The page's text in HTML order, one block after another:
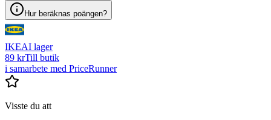
Hur beräknas poängen?
IKEAI lager
89 krTill butik
i samarbete med PriceRunner
Visste du att